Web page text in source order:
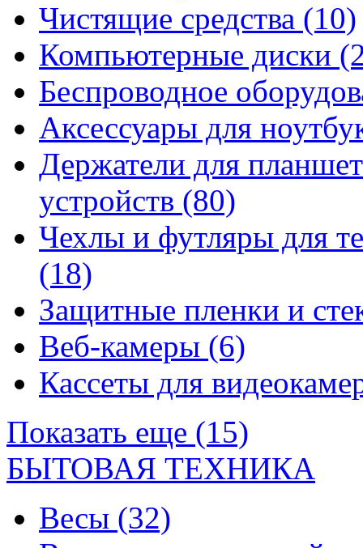
Чистящие средства (10)
Компьютерные диски
Беспроводное
Аксессуары для
Держатели для
устройств (80)
Чехлы и футляры для
(18)
Защитные пленки и
Веб-камеры (6)
Кассеты для
Показать еще (15)
БЫТОВАЯ ТЕХНИКА
Весы (32)